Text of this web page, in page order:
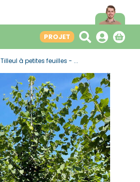
PROJET
Tilleul à petites feuilles - ...